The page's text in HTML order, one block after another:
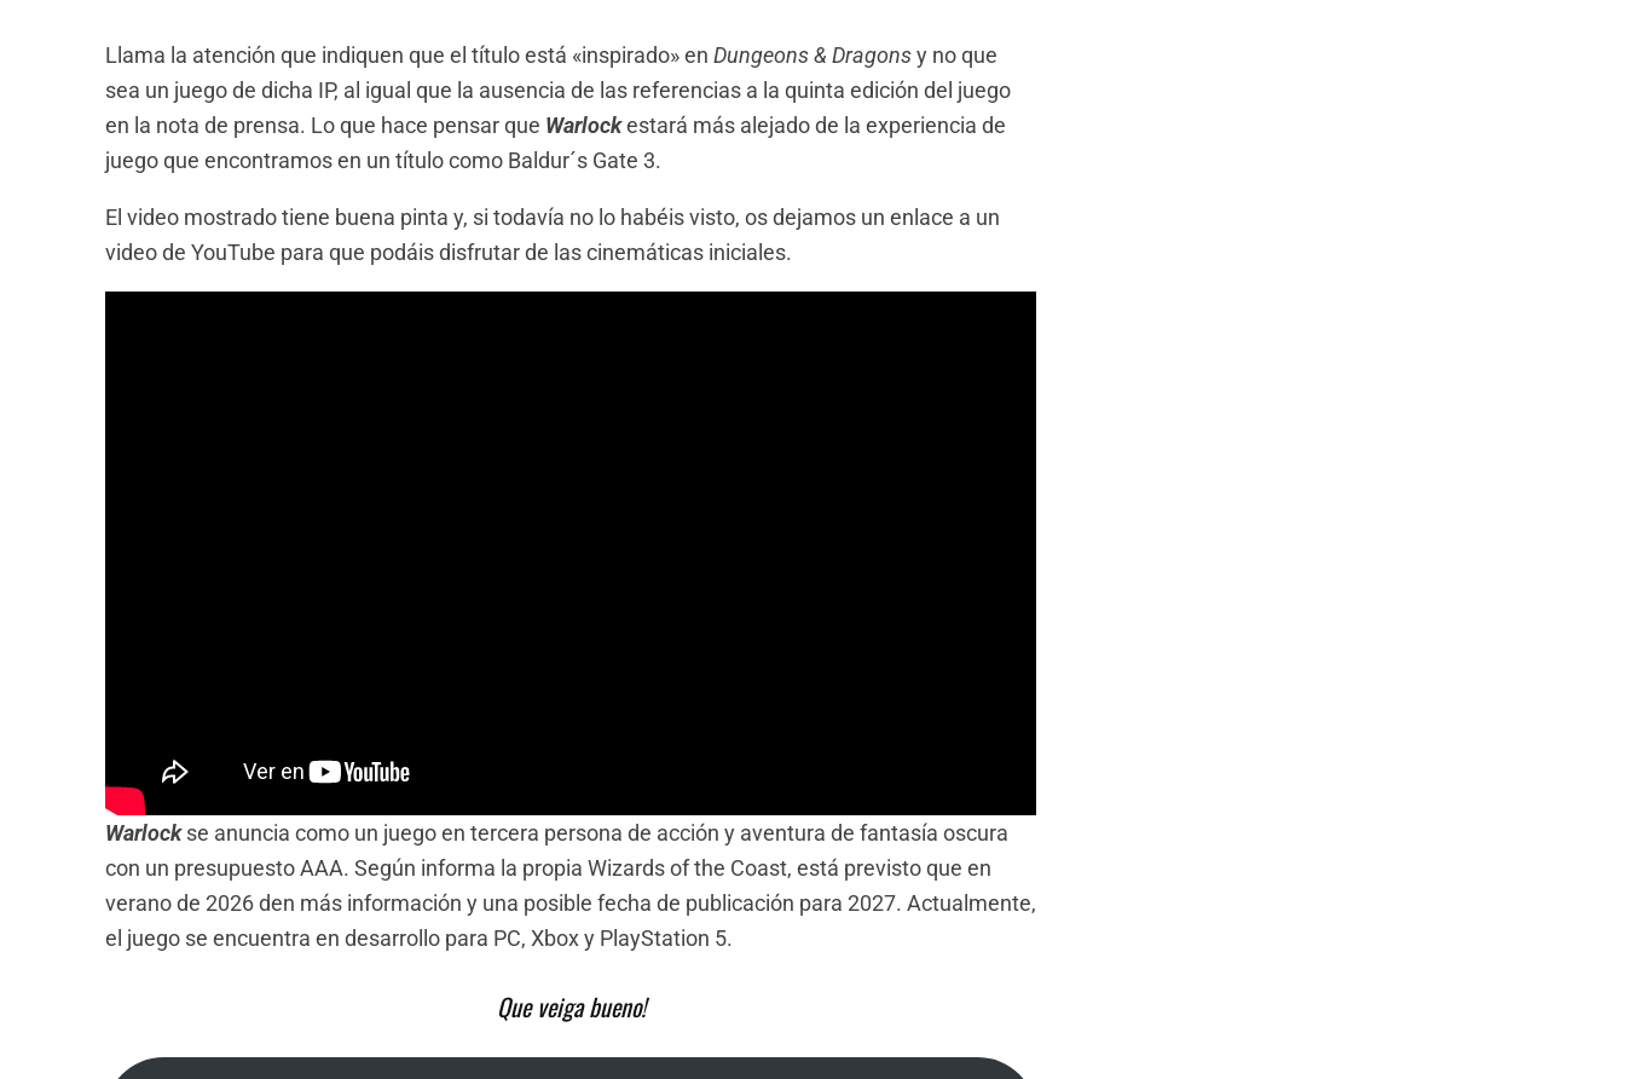
Llama la atención que indiquen que el título está «inspirado» en Dungeons & Dragonsy no que
sea un juego de dicha IP, al igual que la ausencia de las referencias a la quinta edición del juego
en la nota de prensa. Lo que hace pensar que Warlockestará más alejado de la experiencia de
juego que encontramos en un título como Baldur´s Gate 3.
El video mostrado tiene buena pinta y, si todavía no lo habéis visto, os dejamos un enlace a un
video de YouTube para que podáis disfrutar de las cinemáticas iniciales.
Warlockse anuncia como un juego en tercera persona de acción y aventura de fantasía oscura
con un presupuesto AAA. Según informa la propia Wizards of the Coast, está previsto que en
verano de 2026 den más información y una posible fecha de publicación para 2027. Actualmente,
el juego se encuentra en desarrollo para PC, Xbox y PlayStation 5.
Que veiga bueno!